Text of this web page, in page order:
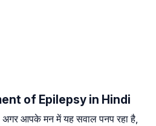
of Epilepsy in Hindi
अगर आपके मन में यह सवाल पनप रहा है,